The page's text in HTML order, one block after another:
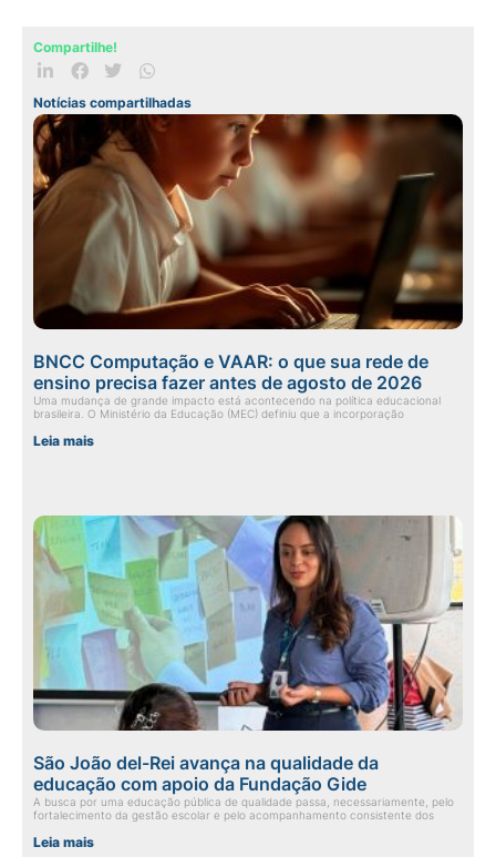
Compartilhe!
Notícias compartilhadas
BNCC Computação e VAAR: o que sua rede de
ensino precisa fazer antes de agosto de 2026
Uma mudança de grande impacto está acontecendo na política educacional
brasileira. O Ministério da Educação (MEC) definiu que a incorporação
Leia mais
São João del-Rei avança na qualidade da
educação com apoio da Fundação Gide
A busca por uma educação pública de qualidade passa, necessariamente, pelo
fortalecimento da gestão escolar e pelo acompanhamento consistente dos
Leia mais